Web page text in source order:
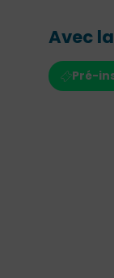
Avec
Pré-